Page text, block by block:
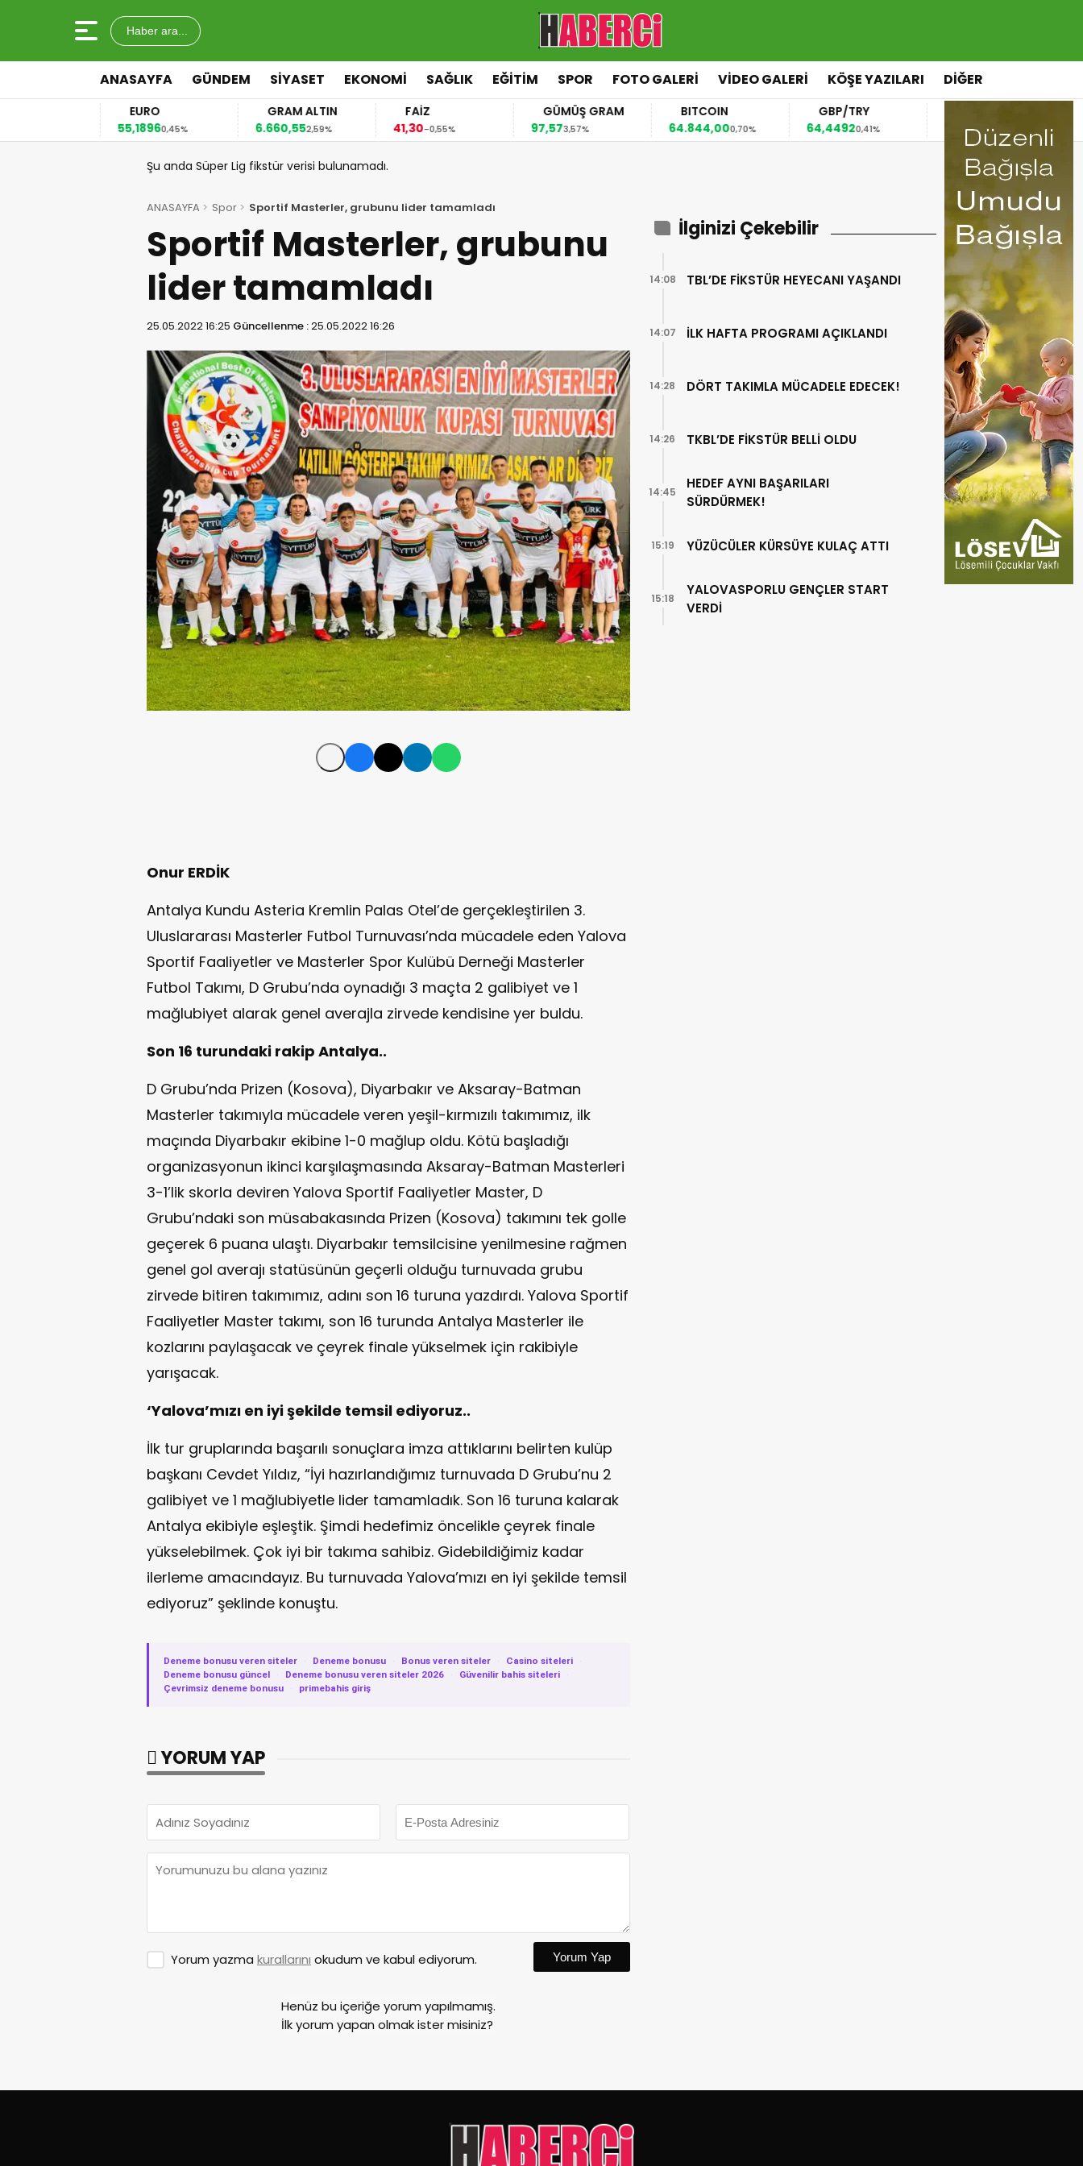
Haber ara...
ANASAYFA GÜNDEM SİYASET EKONOMİ SAĞLIK EĞİTİM SPOR FOTO GALERİ VİDEO GALERİ KÖŞE YAZILARI DİĞER
55,18960,45%
GRAM ALTIN
6.660,552,59% -0,55%
GÜMÜŞ GRAM
3,57%
BITCOIN
64.844,000,70%
GBP/TRY
64,44920,41% 0,36%
82,63
Şu anda Süper Lig fikstür verisi bulunamadı.
ANASAYFA Spor Sportif Masterler, grubunu lider tamamladı
Sportif Masterler, grubunu
lider tamamladı
25.05.2022 16:25 Güncellenme :25.05.2022 16:26
Onur ERDİK
Antalya Kundu Asteria Kremlin Palas Otel’de gerçekleştirilen 3.
Uluslararası Masterler Futbol Turnuvası’nda mücadele eden Yalova
Sportif Faaliyetler ve Masterler Spor Kulübü Derneği Masterler
Futbol Takımı, D Grubu’nda oynadığı 3 maçta 2 galibiyet ve 1
mağlubiyet alarak genel averajla zirvede kendisine yer buldu.
Son 16 turundaki rakip Antalya..
D Grubu’nda Prizen (Kosova), Diyarbakır ve Aksaray-Batman
Masterler takımıyla mücadele veren yeşil-kırmızılı takımımız, ilk
maçında Diyarbakır ekibine 1-0 mağlup oldu. Kötü başladığı
organizasyonun ikinci karşılaşmasında Aksaray-Batman Masterleri
3-1’lik skorla deviren Yalova Sportif Faaliyetler Master, D
Grubu’ndaki son müsabakasında Prizen (Kosova) takımını tek golle
geçerek 6 puana ulaştı. Diyarbakır temsilcisine yenilmesine rağmen
genel gol averajı statüsünün geçerli olduğu turnuvada grubu
zirvede bitiren takımımız, adını son 16 turuna yazdırdı. Yalova Sportif
Faaliyetler Master takımı, son 16 turunda Antalya Masterler ile
kozlarını paylaşacak ve çeyrek finale yükselmek için rakibiyle
yarışacak.
‘Yalova’mızı en iyi şekilde temsil ediyoruz..
İlk tur gruplarında başarılı sonuçlara imza attıklarını belirten kulüp
başkanı Cevdet Yıldız, “İyi hazırlandığımız turnuvada D Grubu’nu 2
galibiyet ve 1 mağlubiyetle lider tamamladık. Son 16 turuna kalarak
Antalya ekibiyle eşleştik. Şimdi hedefimiz öncelikle çeyrek finale
yükselebilmek. Çok iyi bir takıma sahibiz. Gidebildiğimiz kadar
ilerleme amacındayız. Bu turnuvada Yalova’mızı en iyi şekilde temsil
ediyoruz” şeklinde konuştu.
Deneme bonusu veren siteler · Deneme bonusu · Bonus veren siteler · Casino siteleri
·
Deneme bonusu güncel
· Deneme bonusu veren siteler 2026 · Güvenilir bahis siteleri
·
Çevrimsiz deneme bonusu
· primebahis giriş
YORUM YAP
Yorum yazma kurallarını okudum ve kabul ediyorum. Yorum Yap
Henüz bu içeriğe yorum yapılmamış.
İlk yorum yapan olmak ister misiniz?
İlginizi Çekebilir
TBL’DE FİKSTÜR HEYECANI YAŞANDI
14:08
İLK HAFTA PROGRAMI AÇIKLANDI
14:07
DÖRT TAKIMLA MÜCADELE EDECEK!
14:28
TKBL’DE FİKSTÜR BELLİ OLDU
14:26
HEDEF AYNI BAŞARILARI
SÜRDÜRMEK!
14:45
YÜZÜCÜLER KÜRSÜYE KULAÇ ATTI
15:19
YALOVASPORLU GENÇLER START
VERDİ
15:18